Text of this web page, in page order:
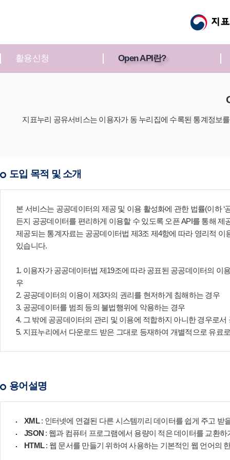
활용신청 Open API란?
지표누리 공유서비스는 이용자가 동 누리집에 수록된 통계정보
도입 목적 및 소개
본 서비스는 공공데이터의 제공 및 이용 활성화에 관한 법률(이하
든지 공공데이터를 편리하게 이용할 수 있도록 오픈 API를 통해 제
제공되는 통계자료는 공공데이터법 제3조 제4항에 따라 영리적
있습니다.
1. 이용자가 공공데이터법 제19조에 따라 공표된 공공데이터의
우
2. 공공데이터의 이용이 제3자의 권리를 현저하게 침해하는 경우
3. 공공데이터를 범죄 등의 불법행위에 악용하는 경우
4. 그 밖에 공공데이터의 관리 및 이용에 적합하지 아니한 경우로
5. 지표누리에서 다운로드 받은 그대로 등재하여 개별적으로 유료
용어설명
XML: 인터넷에 연결된 다른 시스템끼리 데이터를 쉽게 주고 받
JSON : 웹과 컴퓨터 프로그램에서 용량이 적은 데이터를 교환
HTML: 웹 문서를 만들기 위하여 사용하는 기본적인 웹 언어의